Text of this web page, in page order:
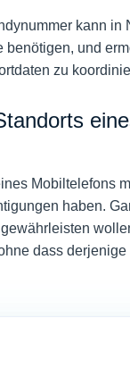
kann
und
zu
Mobiltelefons
haben.
dass